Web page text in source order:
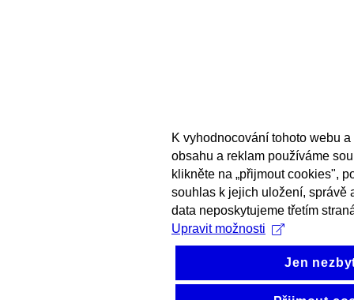
K vyhodnocování tohoto webu
obsahu a reklam používáme
klikněte na „přijmout cookies",
souhlas k jejich uložení, správě
data neposkytujeme třetím
Upravit možnosti
Jen